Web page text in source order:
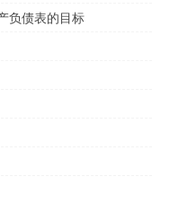
负债表的目标